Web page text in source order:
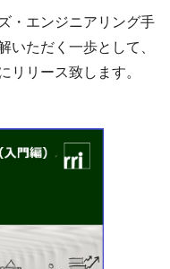
・エンジニアリング手
いただく一歩として、
リリース致します。